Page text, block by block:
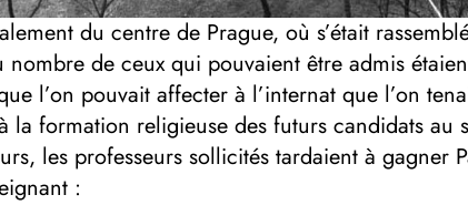
du centre de Prague, où s’était
de ceux qui pouvaient être admis
l’on pouvait affecter à l’internat que l’on
formation religieuse des futurs candidats au
les professeurs sollicités tardaient à gagner
: